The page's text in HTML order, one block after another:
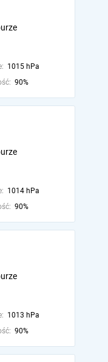
1015 hPa
90%
1014 hPa
90%
1013 hPa
90%